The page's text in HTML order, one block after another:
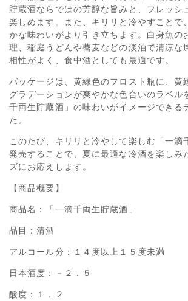
貯蔵酒ならではの芳醇な旨みと、フレッシ
楽しめます。また、キリリと冷やすことで
かな味わいがより引き立ちます。白身魚の
理、稲庭うどんや蕎麦などの淡泊で清涼な
相性がよく、食中酒としても最適です。
パッケージは、黄緑色のフロスト瓶に、黄
グラデーションが爽やかな色合いのラベル
千両生貯蔵酒」の味わいがイメージできる
た。
このたび、キリリと冷やして楽しむ「一滴
発売することで、夏に最適な冷酒を楽しみ
ズにお応えします。
【商品概要】
商品名：「一滴千両生貯蔵酒」
品目：清酒
アルコール分：１４度以上１５度未満
日本酒度：－２．５
酸度：１．２